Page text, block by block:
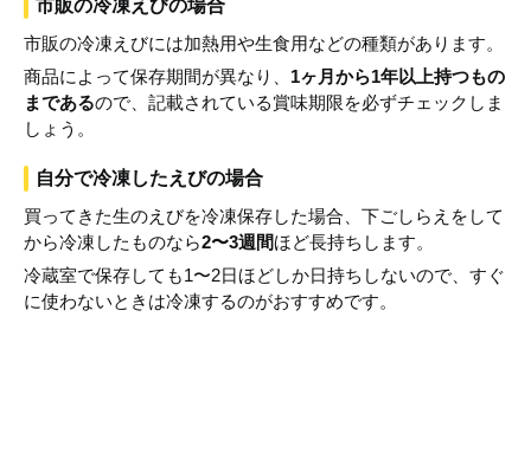
市販の冷凍えびの場合
市販の冷凍えびには加熱用や生食用などの種類があります。
商品によって保存期間が異なり、 1ヶ月から1年以上持つもの
まであるので、記載されている賞味期限を必ずチェックしま
しょう。
自分で冷凍したえびの場合
買ってきた生のえびを冷凍保存した場合、下ごしらえをして
から冷凍したものなら2〜3週間ほど長持ちします。
冷蔵室で保存しても1〜2日ほどしか日持ちしないので、すぐ
に使わないときは冷凍するのがおすすめです。